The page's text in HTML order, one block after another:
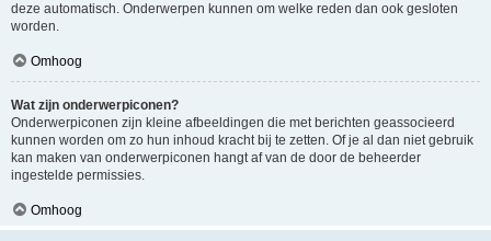
deze automatisch. Onderwerpen kunnen om welke reden dan ook gesloten
worden.
Omhoog
Wat zijn onderwerpiconen?
Onderwerpiconen zijn kleine afbeeldingen die met berichten geassocieerd
kunnen worden om zo hun inhoud kracht bij te zetten. Of je al dan niet gebruik
kan maken van onderwerpiconen hangt af van de door de beheerder
ingestelde permissies.
Omhoog